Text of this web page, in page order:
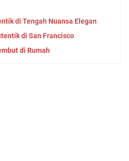
di Tengah Nuansa Elegan
di San Francisco
di Rumah